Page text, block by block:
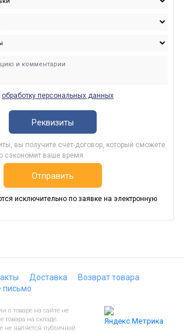
обработку персональных данных
Реквизиты
вы получите счет-договор, который сможете
сэкономит ваше время.
Отправить
исключительно по заявке на электронную
Доставка
Возврат товара
письмо
о товаре на сайте не
товара на складе.
не является публичной